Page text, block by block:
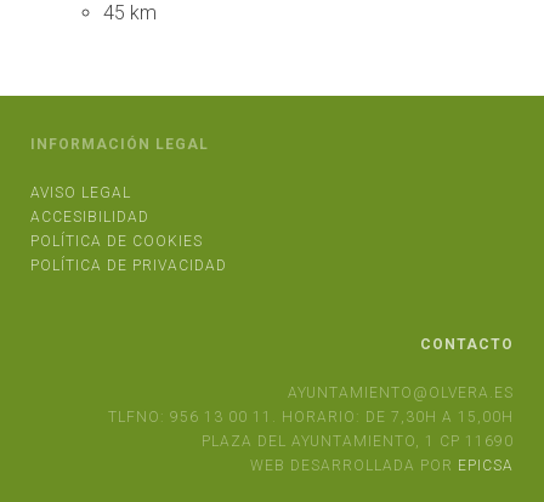
45 km
INFORMACIÓN LEGAL
AVISO LEGAL
ACCESIBILIDAD
POLÍTICA DE COOKIES
POLÍTICA DE PRIVACIDAD
CONTACTO
AYUNTAMIENTO@OLVERA.ES
TLFNO: 956 13 00 11. HORARIO: DE 7,30H A 15,00H
PLAZA DEL AYUNTAMIENTO, 1 CP 11690
WEB DESARROLLADA POR EPICSA